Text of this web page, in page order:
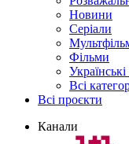
Новини
Серіали
Фільми
Всі
Всі проєкти
Канали